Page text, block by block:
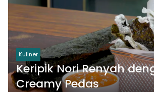
Kuliner
Keripik Nori Renyah
Creamy Pedas